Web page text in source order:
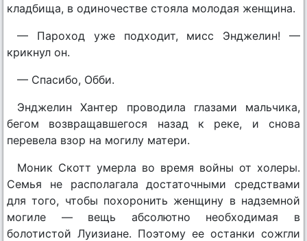
кладбища, в одиночестве стояла молодая женщина.
— Пароход уже подходит, мисс Энджелин! —
крикнул он.
— Спасибо, Обби.
Энджелин Хантер проводила глазами мальчика,
бегом возвращавшегося назад к реке, и снова
перевела взор на могилу матери.
Моник Скотт умерла во время войны от холеры.
Семья не располагала достаточными средствами
для того, чтобы похоронить женщину в надземной
могиле — вещь абсолютно необходимая в
болотистой Луизиане. Поэтому ее останки сожгли